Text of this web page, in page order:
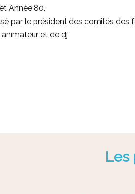
Année 80.
par le président des comités des
et de dj
Les